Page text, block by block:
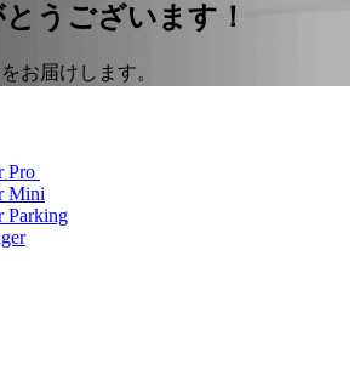
うございます！
お届けします。
Pro
Mini
Parking